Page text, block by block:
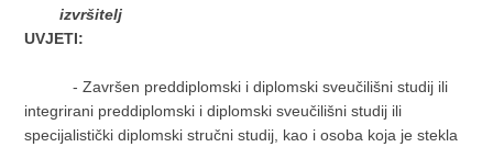
izvršitelj
UVJETI:
- Završen preddiplomski i diplomski sveučilišni studij ili
integrirani preddiplomski i diplomski sveučilišni studij ili
specijalistički diplomski stručni studij, kao i osoba koja je stekla